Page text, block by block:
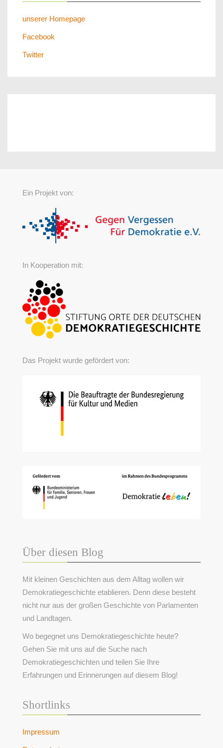
unserer Homepage
Facebook
Twitter
Ein Projekt von:
In Kooperation mit:
Das Projekt wurde gefördert von:
Über diesen Blog
Mit kleinen Geschichten aus dem Alltag wollen wir
Demokratiegeschichte etablieren. Denn diese besteht
nicht nur aus der großen Geschichte von Parlamenten
und Landtagen.
Wo begegnet uns Demokratiegeschichte heute?
Gehen Sie mit uns auf die Suche nach
Demokratiegeschichten und teilen Sie Ihre
Erfahrungen und Erinnerungen auf diesem Blog!
Shortlinks
Impressum